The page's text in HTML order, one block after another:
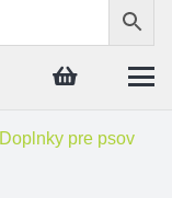
Doplnky pre psov